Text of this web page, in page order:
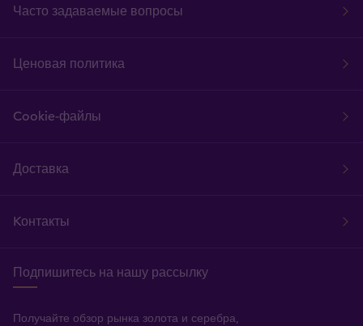
Часто задаваемые вопросы
Ценовая политика
Cookie-файлы
Доставка
Kонтакты
Подпишитесь на нашу рассылку
Получайте обзор рынка золота и серебра,